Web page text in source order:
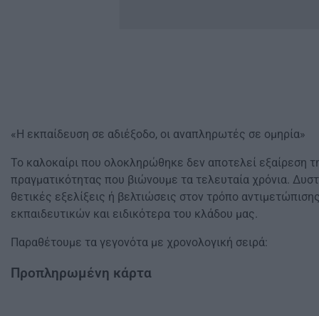
«Η εκπαίδευση σε αδιέξοδο, οι αναπληρωτές σε ομηρία»
Το καλοκαίρι που ολοκληρώθηκε δεν αποτελεί εξαίρεση
πραγματικότητας που βιώνουμε τα τελευταία χρόνια.
θετικές εξελίξεις ή βελτιώσεις στον τρόπο
εκπαιδευτικών και ειδικότερα του κλάδου μας.
Παραθέτουμε τα γεγονότα με χρονολογική σειρά:
Προπληρωμένη κάρτα